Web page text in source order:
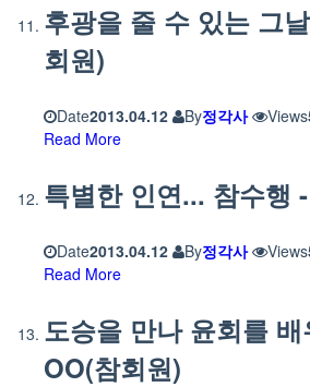
후광을 줄 수 있는 그
회원)
Date2013.04.12 By정각사 Views
Read More
특별한 인연... 참수행
Date2013.04.12 By정각사 Views
Read More
도승을 만나 윤회를
OO(참회원)